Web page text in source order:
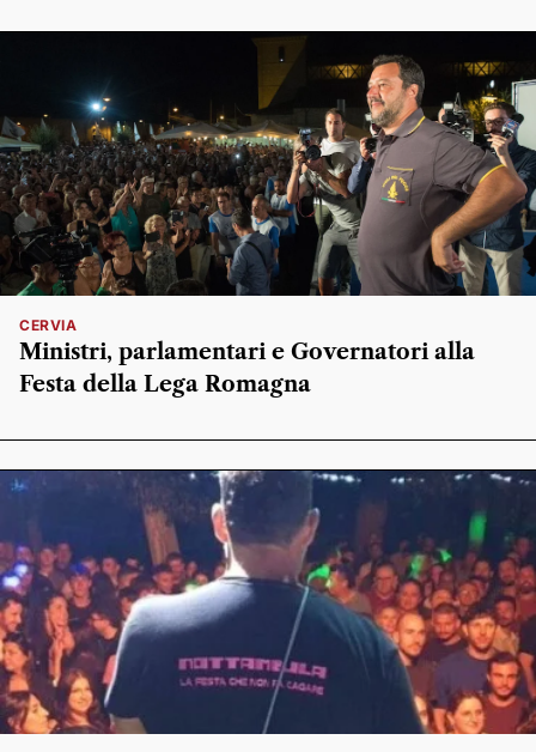
CERVIA
Ministri, parlamentari e Governatori alla
Festa della Lega Romagna